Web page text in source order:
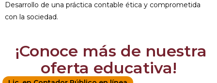
Desarrollo de una práctica contable ética y comprometida
con la sociedad.
¡Conoce más de nuestra
oferta educativa!